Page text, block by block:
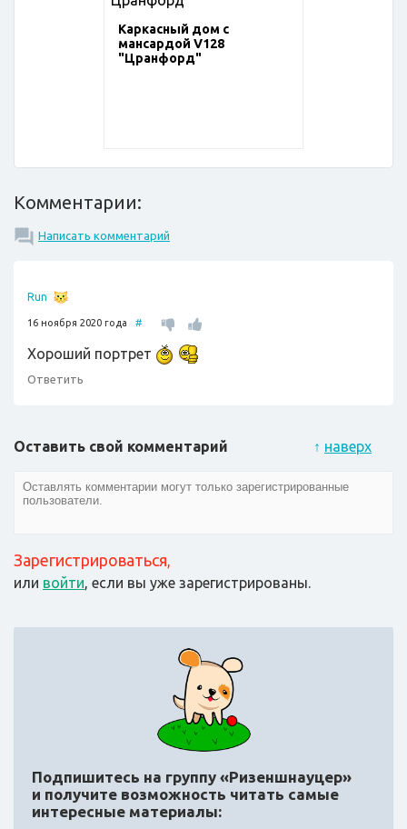
Каркасный дом с
мансардой V128
"Цранфорд"
Комментарии:
Написать комментарий
Run
16 ноября 2020 года #
Хороший портрет
Ответить
↑ наверх
Оставить свой комментарий
Зарегистрироваться,
или войти, если вы уже зарегистрированы.
Подпишитесь на группу «Ризеншнауцер»
и получите возможность читать самые
интересные материалы: